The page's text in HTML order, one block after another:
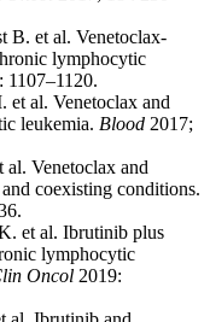
B. et al. Venetoclax-
lymphocytic
1107–1120.
al. Venetoclax and
leukemia. Blood 2017;
Venetoclax and
coexisting conditions.
et al. Ibrutinib plus
lymphocytic
Oncol 2019: